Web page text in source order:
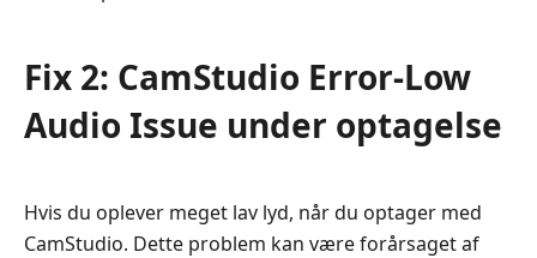
Fix 2: CamStudio Error-Low
Audio Issue under optagelse
Hvis du oplever meget lav lyd, når du optager med
CamStudio. Dette problem kan være forårsaget af